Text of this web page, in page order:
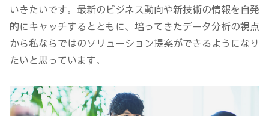
いきたいです。最新のビジネス動向や新技術の情報を自発
的にキャッチするとともに、培ってきたデータ分析の視点
から私ならではのソリューション提案ができるようになり
たいと思っています。